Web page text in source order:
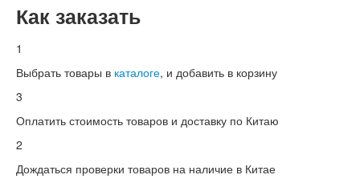
Как заказать
1
Выбрать товары в каталоге, и добавить в корзину
3
Оплатить стоимость товаров и доставку по Китаю
2
Дождаться проверки товаров на наличие в Китае